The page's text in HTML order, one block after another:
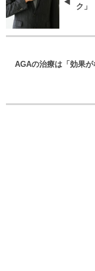
ク」
AGAの治療は「効果